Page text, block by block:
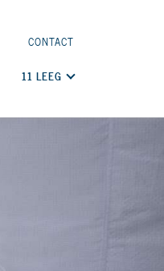
CONTACT
11 LEEG